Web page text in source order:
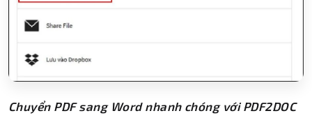
Chuyển PDF sang Word nhanh chóng với PDF2DOC